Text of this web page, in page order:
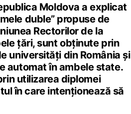
Moldova a explicat
duble” propuse de
Rectorilor de la
țări, sunt obținute prin
universități din România și
automat în ambele state.
utilizarea diplomei
în care intenționează să